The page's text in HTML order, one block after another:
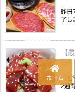
昨日
了し
【
『七
2週
ホーム